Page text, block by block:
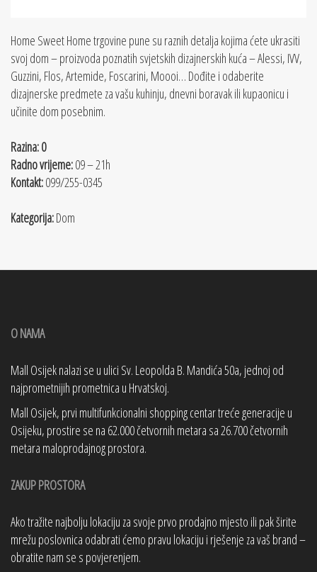
Home Sweet Home trgovine pune su raznih detalja kojima ćete ukrasiti
svoj dom – proizvoda poznatih svjetskih dizajnerskih kuća – Alessi, IVV,
Guzzini, Flos, Artemide, Foscarini, Moooi… Dođite i odaberite
dizajnerske predmete za vašu kuhinju, dnevni boravak ili kupaonicu i
učinite dom posebnim.
Razina: 0
Radno vrijeme:09 – 21h
Kontakt:099/255-0345
Kategorija:Dom
O NAMA
Mall Osijek nalazi se u ulici Sv. Leopolda B. Mandića 50a, jednoj od
najprometnijih prometnica u Hrvatskoj.
Mall Osijek, prvi multifunkcionalni shopping centar treće generacije u
Osijeku, prostire se na 62.000 četvornih metara sa 26.700 četvornih
metara maloprodajnog prostora.
ZAKUP PROSTORA
Ako tražite najbolju lokaciju za svoje prvo prodajno mjesto ili pak širite
mrežu poslovnica odabrati ćemo pravu lokaciju i rješenje za vaš brand –
obratite nam se s povjerenjem.